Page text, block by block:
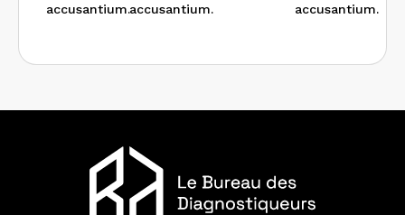
accusantium.accusantium.
accusantium.